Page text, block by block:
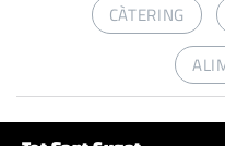
CÀTERING